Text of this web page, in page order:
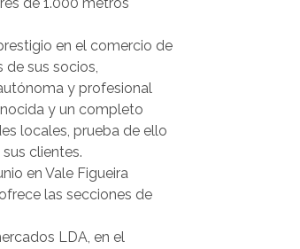
en el comercio de
de sus socios,
y profesional
y un completo
locales, prueba de ello
clientes.
en Vale Figueira
las secciones de
LDA, en el